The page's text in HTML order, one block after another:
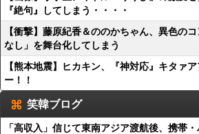
『絶句』してしまう・・・・
【衝撃】藤原紀香＆ののかちゃん、異色の
なし」を舞台化してしまう
【熊本地震】ヒカキン、『神対応』キタァ
ー！！
笑韓ブログ
「高収入」信じて東南アジア渡航後、携帯